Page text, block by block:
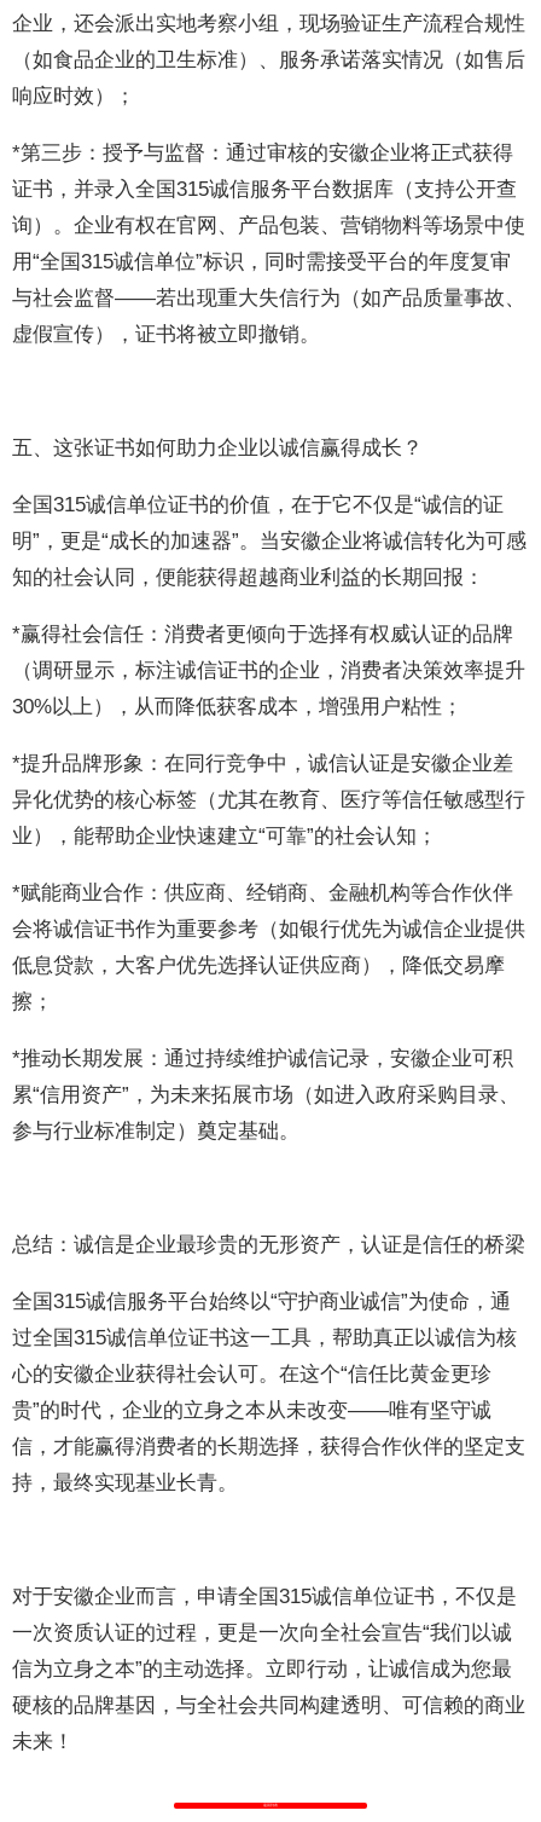
企业，还会派出实地考察小组，现场验证生产流程合规性
（如食品企业的卫生标准）、服务承诺落实情况（如售后
响应时效）；
*第三步：授予与监督：通过审核的安徽企业将正式获得
证书，并录入全国315诚信服务平台数据库（支持公开查
询）。企业有权在官网、产品包装、营销物料等场景中使
用“全国315诚信单位”标识，同时需接受平台的年度复审
与社会监督——若出现重大失信行为（如产品质量事故、
虚假宣传），证书将被立即撤销。
五、这张证书如何助力企业以诚信赢得成长？
全国315诚信单位证书的价值，在于它不仅是“诚信的证
明”，更是“成长的加速器”。当安徽企业将诚信转化为可感
知的社会认同，便能获得超越商业利益的长期回报：
*赢得社会信任：消费者更倾向于选择有权威认证的品牌
（调研显示，标注诚信证书的企业，消费者决策效率提升
30%以上），从而降低获客成本，增强用户粘性；
*提升品牌形象：在同行竞争中，诚信认证是安徽企业差
异化优势的核心标签（尤其在教育、医疗等信任敏感型行
业），能帮助企业快速建立“可靠”的社会认知；
*赋能商业合作：供应商、经销商、金融机构等合作伙伴
会将诚信证书作为重要参考（如银行优先为诚信企业提供
低息贷款，大客户优先选择认证供应商），降低交易摩
擦；
*推动长期发展：通过持续维护诚信记录，安徽企业可积
累“信用资产”，为未来拓展市场（如进入政府采购目录、
参与行业标准制定）奠定基础。
总结：诚信是企业最珍贵的无形资产，认证是信任的桥梁
全国315诚信服务平台始终以“守护商业诚信”为使命，通
过全国315诚信单位证书这一工具，帮助真正以诚信为核
心的安徽企业获得社会认可。在这个“信任比黄金更珍
贵”的时代，企业的立身之本从未改变——唯有坚守诚
信，才能赢得消费者的长期选择，获得合作伙伴的坚定支
持，最终实现基业长青。
对于安徽企业而言，申请全国315诚信单位证书，不仅是
一次资质认证的过程，更是一次向全社会宣告“我们以诚
信为立身之本”的主动选择。立即行动，让诚信成为您最
硬核的品牌基因，与全社会共同构建透明、可信赖的商业
未来！
返回列表